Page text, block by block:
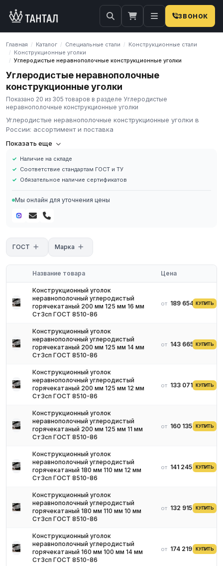
ЗВОНОК
Главная / Каталог / Специальные стали / Конструкционные стали
/ Конструкционные уголки
/ Углеродистые неравнополочные конструкционные уголки
Углеродистые неравнополочные
конструкционные уголки
Показано 20 из 305 товаров в разделе Углеродистые
неравнополочные конструкционные уголки
Углеродистые неравнополочные конструкционные уголки в
России: ассортимент и поставка
Конструкционные уголки
неравнополочные углеродистые
Уголки — фасонный металлопрокат Г-образного сечения с
разной шириной. Важными характеристиками продукции
являются большая поперечная жесткость и высокая
износостойкость.
холодного проката. В составе прокатного стана имеются
агрегаты, предназначенные для выполнения пластической
деформации металла в валках.
Уголки выпускаются с размерами сечения от 25х16х3 мм до
200х125х16 мм. Металлопрокат поставляется с длиной 4-12 м,
длину. Поставка изделий с длиной, превышающей 12 м,
осуществляется по согласованию с заказчиком.
В процесс производства стальная заготовка разогревается до
900-1200 градусов, что зависит от состава применяемой марки
Показать еще
Наличие на складе
Соответствие стандартам ГОСТ и ТУ
Обязательное наличие сертификатов
Мы онлайн для уточнения цены
ГОСТ Марка
Название товара Цена
Конструкционный уголок
неравнополочный углеродистый
горячекатаный 200 мм 125 мм 16 мм
Ст3сп ГОСТ 8510-86
от 189 654 ₽КУПИТЬ
Конструкционный уголок
неравнополочный углеродистый
горячекатаный 200 мм 125 мм 14 мм
Ст3сп ГОСТ 8510-86
от 143 665 ₽КУПИТЬ
Конструкционный уголок
неравнополочный углеродистый
горячекатаный 200 мм 125 мм 12 мм
Ст3сп ГОСТ 8510-86
от 133 071 ₽КУПИТЬ
Конструкционный уголок
неравнополочный углеродистый
горячекатаный 200 мм 125 мм 11 мм
Ст3сп ГОСТ 8510-86
от 160 135 ₽КУПИТЬ
Конструкционный уголок
неравнополочный углеродистый
горячекатаный 180 мм 110 мм 12 мм
Ст3сп ГОСТ 8510-86
от 141 245 ₽КУПИТЬ
Конструкционный уголок
неравнополочный углеродистый
горячекатаный 180 мм 110 мм 10 мм
Ст3сп ГОСТ 8510-86
от 132 915 ₽КУПИТЬ
Конструкционный уголок
неравнополочный углеродистый
горячекатаный 160 мм 100 мм 14 мм
Ст3сп ГОСТ 8510-86
от 174 219 ₽КУПИТЬ